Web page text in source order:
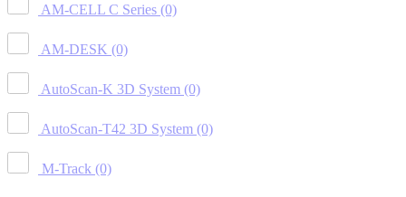
AM-CELL C Series (0)
AM-DESK (0)
AutoScan-K 3D System (0)
AutoScan-T42 3D System (0)
M-Track (0)